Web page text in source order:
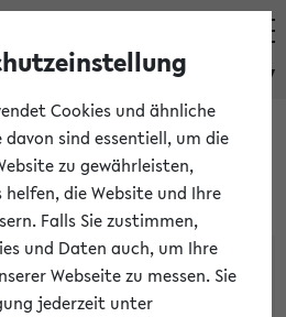
eKVV
Cookies und ähnliche
davon sind essentiell, um die
zu gewährleisten,
die Website und Ihre
Falls Sie zustimmen,
und Daten auch, um Ihre
Webseite zu messen. Sie
jederzeit unter